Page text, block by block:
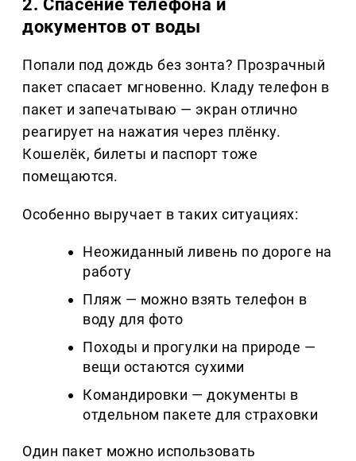
2. Спасение телефона и
документов от воды
Попали под дождь без зонта? Прозрачный
пакет спасает мгновенно. Кладу телефон в
пакет и запечатываю — экран отлично
реагирует на нажатия через плёнку.
Кошелёк, билеты и паспорт тоже
помещаются.
Особенно выручает в таких ситуациях:
Неожиданный ливень по дороге на
работу
Пляж — можно взять телефон в
воду для фото
Походы и прогулки на природе —
вещи остаются сухими
Командировки — документы в
отдельном пакете для страховки
Один пакет можно использовать